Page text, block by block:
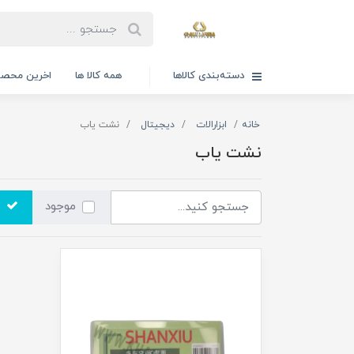
دسته‌بندی کالاها همه کالا ها اخرین
خانه ابزارالات دیجیتال نشت یاب
نشت یاب
موجود